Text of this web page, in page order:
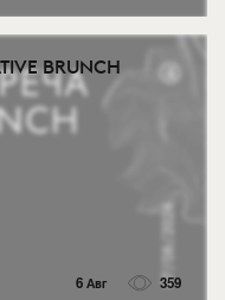
BRUNCH
6 Авг 359